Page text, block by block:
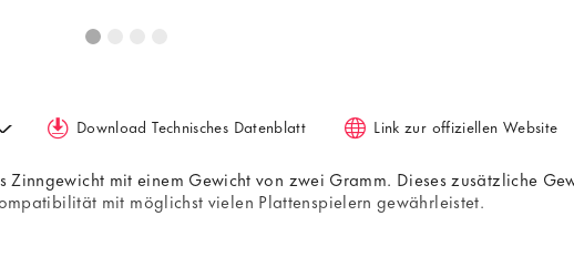
mit einem Gewicht von zwei Gramm. Dieses zusätzliche
mit möglichst vielen Plattenspielern gewährleistet.
Download Technisches Datenblatt Link zur offiziellen Website